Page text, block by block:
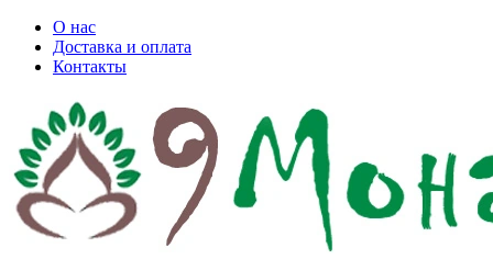
О нас
Доставка и оплата
Контакты